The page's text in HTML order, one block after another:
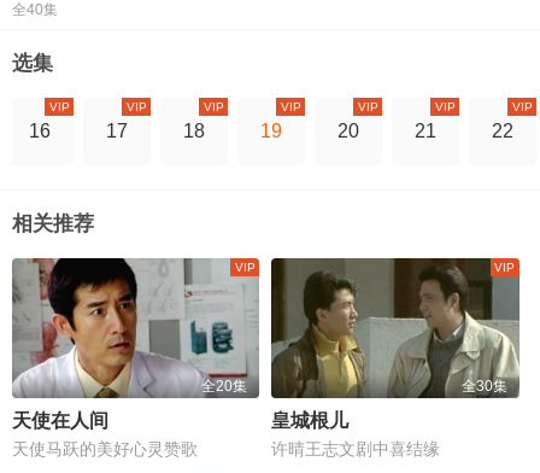
全40集
选集
16
VIP
17
VIP
18
VIP
19
VIP
20
VIP
21
VIP
22
VIP
相关推荐
全20集
天使在人间
天使马跃的美好心灵赞歌
全30集
皇城根儿
许晴王志文剧中喜结缘